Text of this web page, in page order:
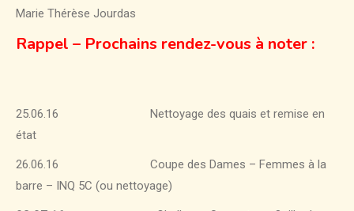
Marie Thérèse Jourdas
Rappel – Prochains rendez-vous à noter :
25.06.16 Nettoyage des quais et remise en
état
26.06.16 Coupe des Dames – Femmes à la
barre – INQ 5C (ou nettoyage)